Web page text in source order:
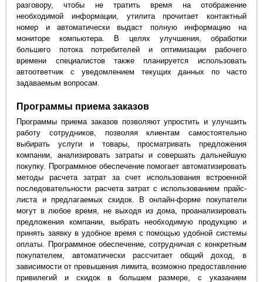
разговору, чтобы не тратить время на отображение
необходимой информации, утилита прочитает контактный
номер и автоматически выдаст полную информацию на
мониторе компьютера. В целях улучшения, обработки
большего потока потребителей и оптимизации рабочего
времени специалистов также планируется использовать
автоответчик с уведомлением текущих данных по часто
задаваемым вопросам.
Программы приема заказов
Программы приема заказов позволяют упростить и улучшить
работу сотрудников, позволяя клиентам самостоятельно
выбирать услуги и товары, просматривать предложения
компании, анализировать затраты и совершать дальнейшую
покупку. Программное обеспечение помогает автоматизировать
методы расчета затрат за счет использования встроенной
последовательности расчета затрат с использованием прайс-
листа и предлагаемых скидок. В онлайн-форме покупатели
могут в любое время, не выходя из дома, проанализировать
предложения компании, выбрать необходимую продукцию и
принять заявку в удобное время с помощью удобной системы
оплаты. Программное обеспечение, сотрудничая с конкретным
покупателем, автоматически рассчитает общий доход, в
зависимости от превышения лимита, возможно предоставление
привилегий и скидок в большем размере, с указанием